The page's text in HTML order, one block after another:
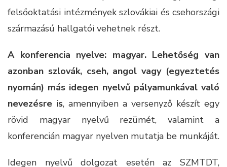
felsőoktatási intézmények szlovákiai és csehországi
származású hallgatói vehetnek részt.
A konferencia nyelve: magyar. Lehetőség van
azonban szlovák, cseh, angol vagy (egyeztetés
nyomán) más idegen nyelvű pályamunkával való
nevezésre is, amennyiben a versenyző készít egy
rövid magyar nyelvű rezümét, valamint a
konferencián magyar nyelven mutatja be munkáját.
Idegen nyelvű dolgozat esetén az SZMTDT,